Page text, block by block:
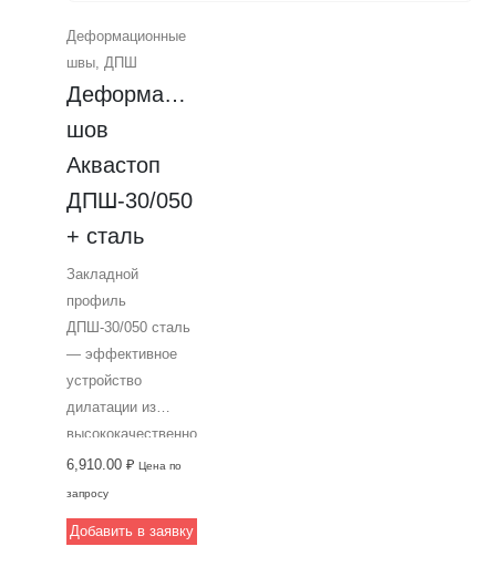
Ширина шва до 50
мм, подходит для
различных
компанией
Аквастоп,
гарантирующей
качество.
Идеально
подходит для
укладки
финишного
покрытия
толщиной до 31
мм.
Деформационные
швы ДПШ
Деформационный
шов
Аквастоп
ДПШ-30/050
+ сталь
Закладной
профиль
ДПШ-30/050 сталь
— эффективное
устройство
дилатации из
высококачественного
алюминия,
деформационных
6,910.00 ₽ Цена по
запросу
Добавить в заявку